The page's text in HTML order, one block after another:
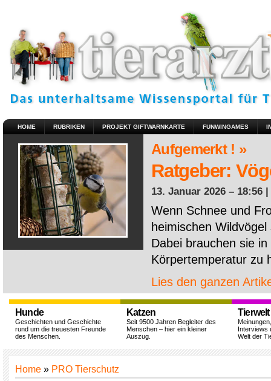
HOME RUBRIKEN PROJEKT GIFTWARNKARTE FUNWINGAMES
Aufgemerkt ! »
Ratgeber:
13. Januar 2026 – 18:56 |
Wenn Schnee und
heimischen
Dabei brauchen sie
Körpertemperatur zu
Lies den ganzen
Hunde
Geschichten und Geschichte
rund um die treuesten Freunde
des Menschen.
Katzen
Seit 9500 Jahren Begleiter des
Menschen – hier ein kleiner
Auszug.
Tierwelt
Interviews
Welt der
Home » PRO Tierschutz